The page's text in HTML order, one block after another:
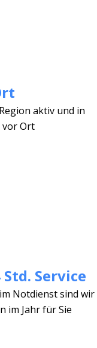
aktiv und in
vor Ort
Service
Notdienst sind wir
im Jahr für Sie